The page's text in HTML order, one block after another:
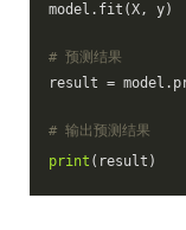
model.fit(X, y)
# 预测结果
result =
# 输出预测结果
print (result)